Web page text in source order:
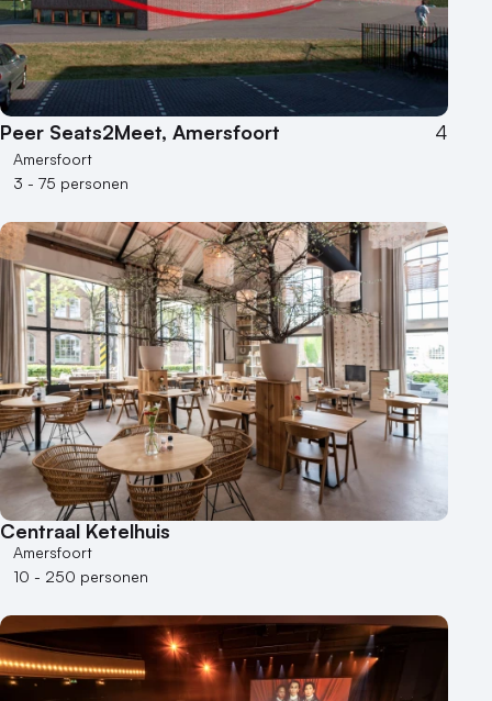
Peer Seats2Meet, Amersfoort 4
Amersfoort
3 - 75 personen
Centraal Ketelhuis
Amersfoort
10 - 250 personen